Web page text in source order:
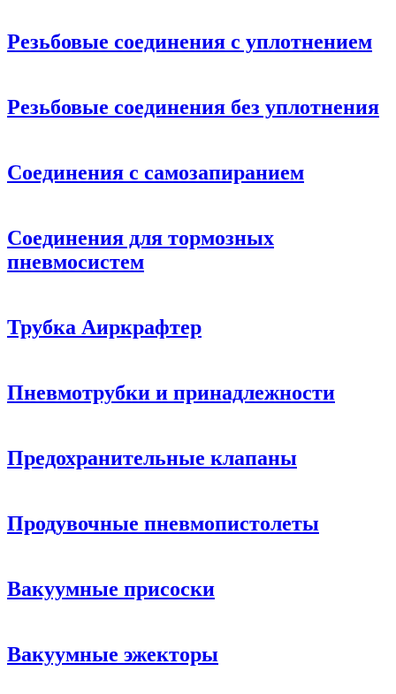
Резьбовые соединения с уплотнением
Резьбовые соединения без уплотнения
Соединения с самозапиранием
Соединения для тормозных
пневмосистем
Трубка Аиркрафтер
Пневмотрубки и принадлежности
Предохранительные клапаны
Продувочные пневмопистолеты
Вакуумные присоски
Вакуумные эжекторы